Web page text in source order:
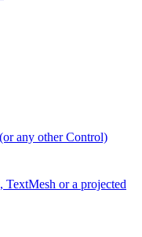
any other Control)
TextMesh or a projected